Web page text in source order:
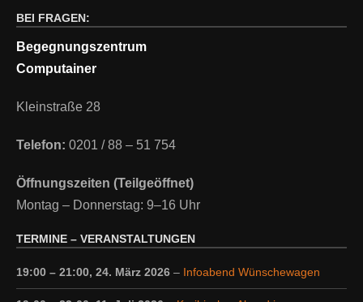
BEI FRAGEN:
Begegnungszentrum
Computainer
Kleinstraße 28
Telefon: 0201 / 88 – 51 754
Öffnungszeiten (Teilgeöffnet)
Montag – Donnerstag: 9–16 Uhr
TERMINE – VERANSTALTUNGEN
19:00 – 21:00, 24. März 2026 – Infoabend Wünschewagen